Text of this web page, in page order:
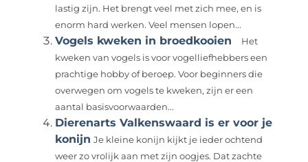
lastig zijn. Het brengt veel met zich mee, en is
enorm hard werken. Veel mensen lopen...
Vogels kweken in broedkooien
Het
kweken van vogels is voor vogelliefhebbers een
prachtige hobby of beroep. Voor beginners die
overwegen om vogels te kweken, zijn er een
aantal basisvoorwaarden...
Dierenarts Valkenswaard is er voor je
konijn Je kleine konijn kijkt je ieder ochtend
weer zo vrolijk aan met zijn oogjes. Dat zachte